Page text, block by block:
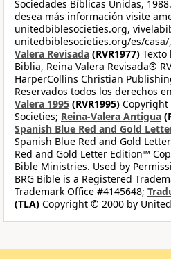
Sociedades Bíblicas Unidas,
desea más información visite
unitedbiblesocieties.org,
unitedbiblesocieties.org/es/
Valera Revisada (RVR1977) Texto
Biblia, Reina Valera Revisada®
HarperCollins Christian
Reservados todos los derechos
Valera 1995 (RVR1995)
Societies; Reina-Valera Antigua
Spanish Blue Red and Gold
Spanish Blue Red and Gold
Red and Gold Letter Edition™
Bible Ministries. Used by
BRG Bible is a Registered
Trademark Office #4145648;
(TLA) Copyright © 2000 by